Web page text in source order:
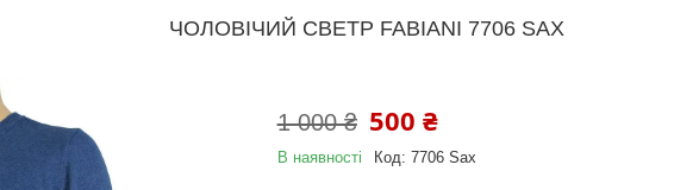
ЧОЛОВІЧИЙ СВЕТР FABIANI 7706 SAX
1 000 ₴ 500 ₴
В наявності Код: 7706 Sax